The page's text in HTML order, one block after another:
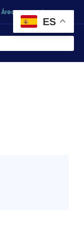
Área personal
ES